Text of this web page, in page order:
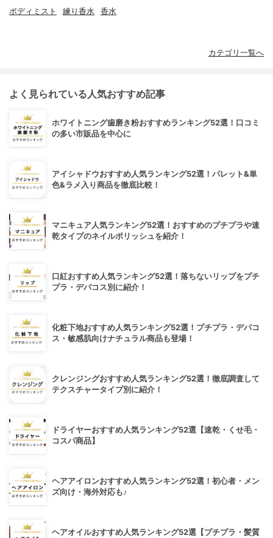
ボディミスト 練り香水 香水
カテゴリ一覧へ
よく見られている人気おすすめ記事
ホワイトニング歯磨き粉おすすめランキング52選！口コミ
の多い市販品を中心に
アイシャドウおすすめ人気ランキング52選！パレット&単
色&ラメ入り商品を徹底比較！
マニキュア人気ランキング52選！おすすめのプチプラや速
乾タイプのネイルポリッシュを紹介！
口紅おすすめ人気ランキング52選！落ちないリップをプチ
プラ・デパコス別に紹介！
化粧下地おすすめ人気ランキング52選！プチプラ・デパコ
ス・敏感肌向けナチュラル商品も登場！
クレンジングおすすめ人気ランキング52選！徹底調査して
テクスチャータイプ別に紹介！
ドライヤーおすすめ人気ランキング52選【速乾・くせ毛・
コスパ商品】
ヘアアイロンおすすめ人気ランキング52選！初心者・メン
ズ向け・海外対応も♪
ヘアオイルおすすめ人気ランキング52選【プチプラ・髪質